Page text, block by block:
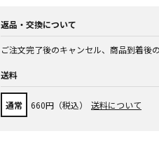
返品・交換について
ご注文完了後のキャンセル、商品到着後
送料
通常 660円（税込） 送料について